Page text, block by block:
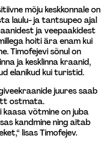
mõju keskkonnale on
laulu- ja tantsupeo ajal
ja veepaakidest
hoiti ära enam kui
Timofejevi sõnul on
ja kesklinna kraanid,
elanikud kui turistid.
juures saab
ostmata.
võtmine on juba
kandmine ning aitab
lisas Timofejev.